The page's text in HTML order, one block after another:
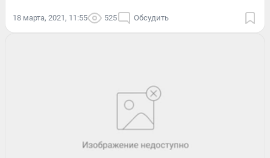
18 марта, 2021, 11:55 525 Обсудить